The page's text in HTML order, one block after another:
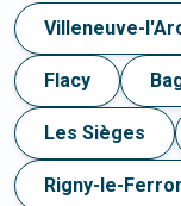
Villeneuve-
Flacy
Les Sièges
Rigny-le-